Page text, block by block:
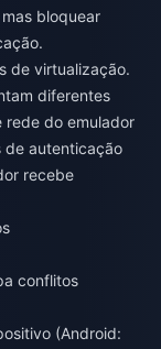
bloquear
de virtualização.
diferentes
rede do emulador
de autenticação
recebe
conflitos
(Android: